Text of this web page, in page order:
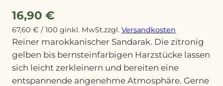
16,90 €
67,60 € / 100 ginkl. MwSt.zzgl. Versandkosten
Reiner marokkanischer Sandarak. Die zitronig
gelben bis bernsteinfarbigen Harzstücke lassen
sich leicht zerkleinern und bereiten eine
entspannende angenehme Atmosphäre. Gerne